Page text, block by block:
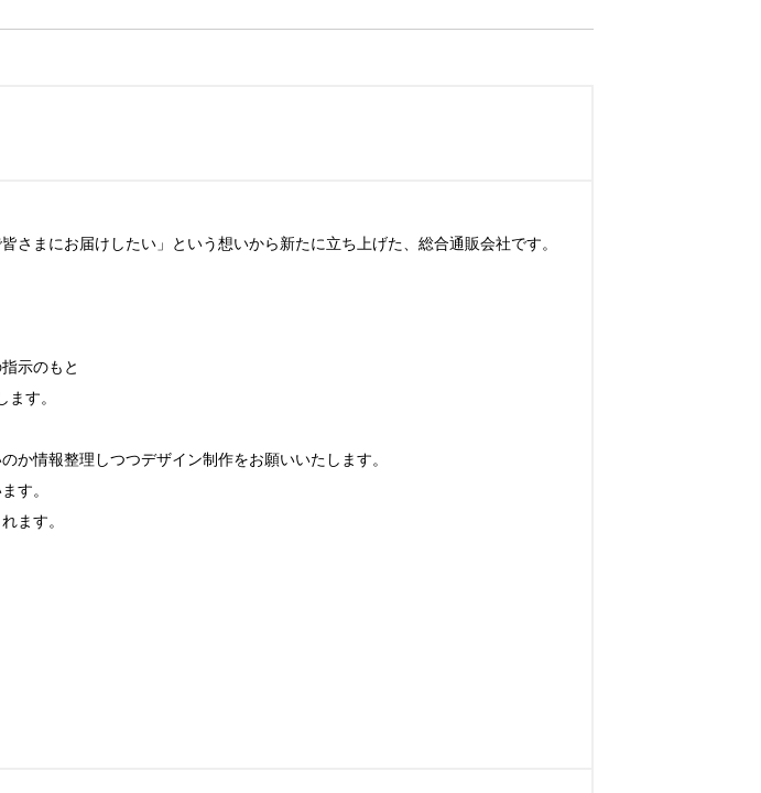
さまにお届けしたい」という想いから新たに立ち上げた、総合通販会社です。
示のもと
す。
か情報整理しつつデザイン制作をお願いいたします。
す。
ます。